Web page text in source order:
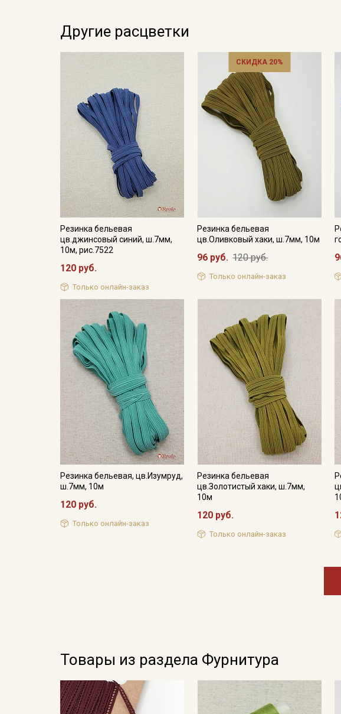
Другие расцветки
Резинка бельевая
цв.джинсовый синий, ш.7мм,
10м, рис.7522
120 руб.
Только онлайн-заказ
СКИДКА 20%
Резинка бельевая
цв.Оливковый хаки, ш.7мм, 10м
96 руб. 120 руб.
Только онлайн-заказ
Резинка бельевая, цв.Изумруд,
ш.7мм, 10м
120 руб.
Только онлайн-заказ
Резинка бельевая
цв.Золотистый хаки, ш.7мм,
10м
120 руб.
Только онлайн-заказ
Товары из раздела Фурнитура
Мы
Электронная